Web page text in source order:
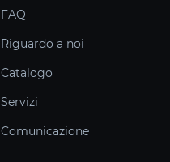
FAQ
Riguardo a noi
Catalogo
Servizi
Comunicazione